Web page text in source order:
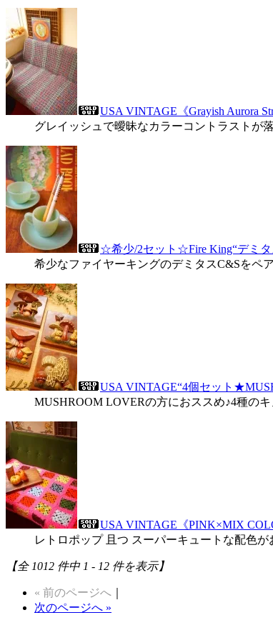
USA VINTAGE《Grayish Aurora
グレイッシュで曖昧なカラーコントラストが
☆希少/2セット☆Fire King“デミタ
希少なファイヤーキングのデミタスC&Sをペ
USA VINTAGE“4個セット
MUSHROOM LOVERの方におススめ♪4種の
USA VINTAGE《PINK×MIX
レトロポップ 且つ スーパーキュートな配色
【全 1012 件中 1 - 12 件を表示】
« 前のページへ
次のページへ »